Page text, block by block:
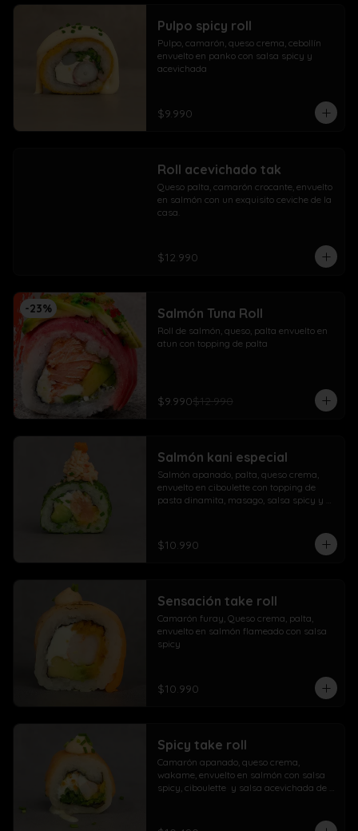
Pulpo spicy roll
Pulpo, camarón, queso crema, cebollín
envuelto en panko con salsa spicy y
acevichada
$9.990
Roll acevichado tak
Queso palta, camarón crocante, envuelto
en salmón con un exquisito ceviche de la
casa.
$12.990
-23% Salmón Tuna Roll
Roll de salmón, queso, palta envuelto en
atun con topping de palta
$9.990$12.990
Salmón kani especial
Salmón apanado, palta, queso crema,
envuelto en ciboulette con topping de
pasta dinamita, masago, salsa spicy y
$10.990
Sensación take roll
Camarón furay, Queso crema, palta,
envuelto en salmón flameado con salsa
spicy
$10.990
Spicy take roll
Camarón apanado, queso crema,
wakame, envuelto en salmón con salsa
spicy, ciboulette  y salsa acevichada de